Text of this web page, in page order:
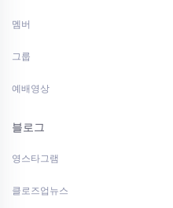
멤버
그룹
예배영상
블로그
영스타그램
클로즈업뉴스